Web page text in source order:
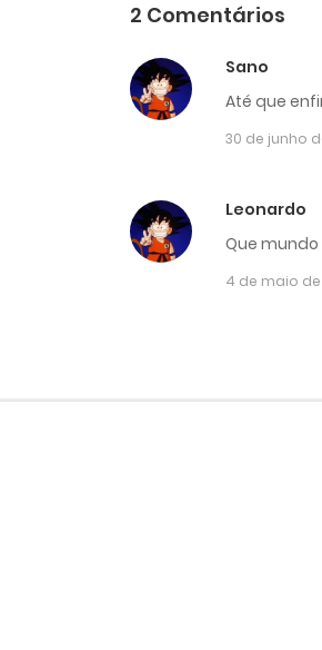
2 Comentários
Sano
Até que
30 de junho
Leonardo
Que mundo
4 de maio de